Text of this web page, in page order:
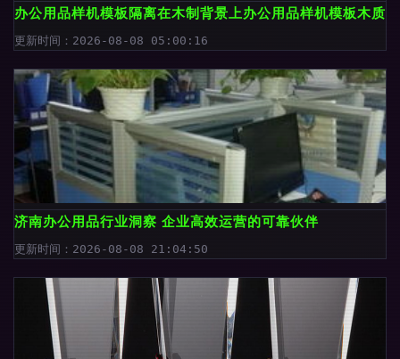
办公用品样机模板隔离在木制背景上办公用品样机模板木质
更新时间：2026-08-08 05:00:16
济南办公用品行业洞察 企业高效运营的可靠伙伴
更新时间：2026-08-08 21:04:50